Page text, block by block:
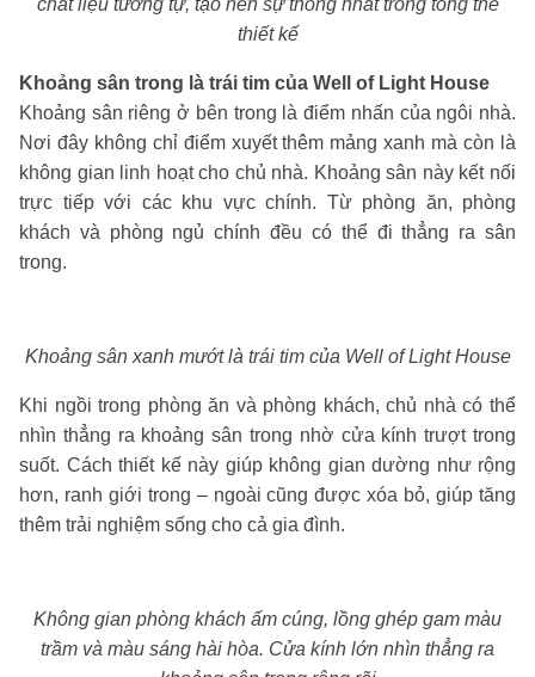
chất liệu tương tự, tạo nên sự thống nhất trong tổng thể
thiết kế
Khoảng sân trong là trái tim của Well of Light House
Khoảng sân riêng ở bên trong là điểm nhấn của ngôi nhà.
Nơi đây không chỉ điểm xuyết thêm mảng xanh mà còn là
không gian linh hoạt cho chủ nhà. Khoảng sân này kết nối
trực tiếp với các khu vực chính. Từ phòng ăn, phòng
khách và phòng ngủ chính đều có thể đi thẳng ra sân
trong.
Khoảng sân xanh mướt là trái tim của Well of Light House
Khi ngồi trong phòng ăn và phòng khách, chủ nhà có thể
nhìn thẳng ra khoảng sân trong nhờ cửa kính trượt trong
suốt. Cách thiết kế này giúp không gian dường như rộng
hơn, ranh giới trong – ngoài cũng được xóa bỏ, giúp tăng
thêm trải nghiệm sống cho cả gia đình.
Không gian phòng khách ấm cúng, lồng ghép gam màu
trầm và màu sáng hài hòa. Cửa kính lớn nhìn thẳng ra